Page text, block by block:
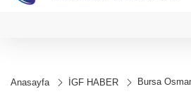
Anasayfa İGF HABER Bursa